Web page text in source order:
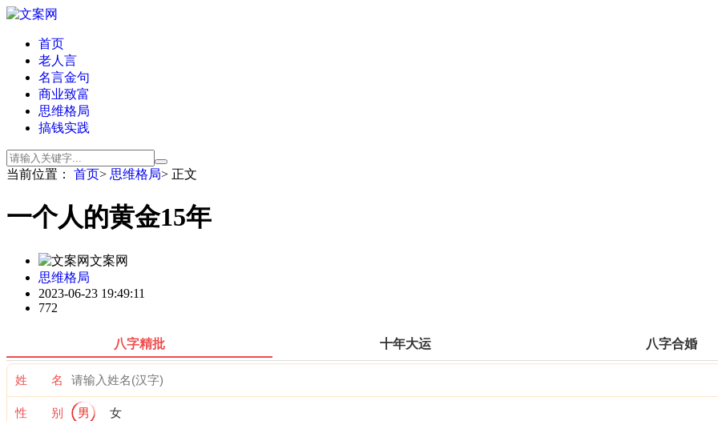
首页
老人言
名言金句
商业致富
思维格局
搞钱实践
当前位置： 首页> 思维格局> 正文
一个人的黄金15年
文案网
思维格局
2023-06-23 19:49:11
772
八字精批 十年大运 八字合婚
姓 名
性 别 男 女